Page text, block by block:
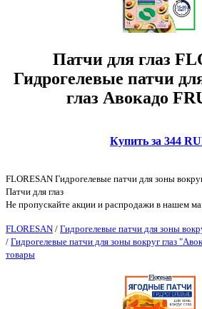
Патчи для глаз
Гидрогелевые патчи
глаз Авокадо
Купить за 344
FLORESAN Гидрогелевые патчи для зоны
Патчи для глаз
Не пропускайте акции и распродажи в нашем
FLORESAN / Гидрогелевые патчи для зоны
/ Гидрогелевые патчи для зоны вокруг глаз
товары